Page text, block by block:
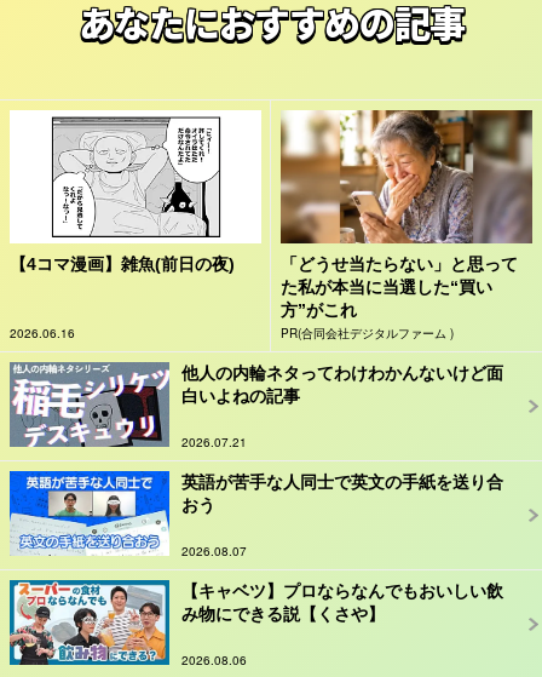
あなたにおすすめの記事
【4コマ漫画】雑魚(前日の夜)
2026.06.16
「どうせ当たらない」と思って
た私が本当に当選した“買い
方”がこれ
PR(合同会社デジタルファーム )
他人の内輪ネタってわけわかんないけど面
白いよねの記事
2026.07.21
英語が苦手な人同士で英文の手紙を送り合
おう
2026.08.07
【キャベツ】プロならなんでもおいしい飲
み物にできる説【くさや】
2026.08.06